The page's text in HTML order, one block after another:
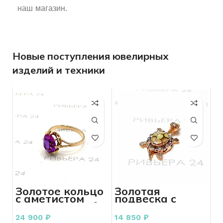
наш магазин.
Новые поступления ювелирных
изделий и техники
Золотое кольцо
с аметистом
СССР 583 пробы
3.32 грамма р.
24 900 ₽
Золотая
подвеска с
фианитами 585
пробы 1.98
14 850 ₽